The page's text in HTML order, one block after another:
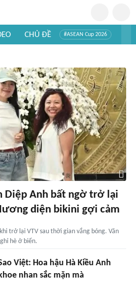
CHỦ ĐỀ #ASEAN Cup 2026
Diệp Anh bất ngờ trở lại
diện bikini gợi cảm
trở lại VTV sau thời gian vắng bóng. Văn
hè ở biển.
Việt: Hoa hậu Hà Kiều Anh
khoe nhan sắc mặn mà